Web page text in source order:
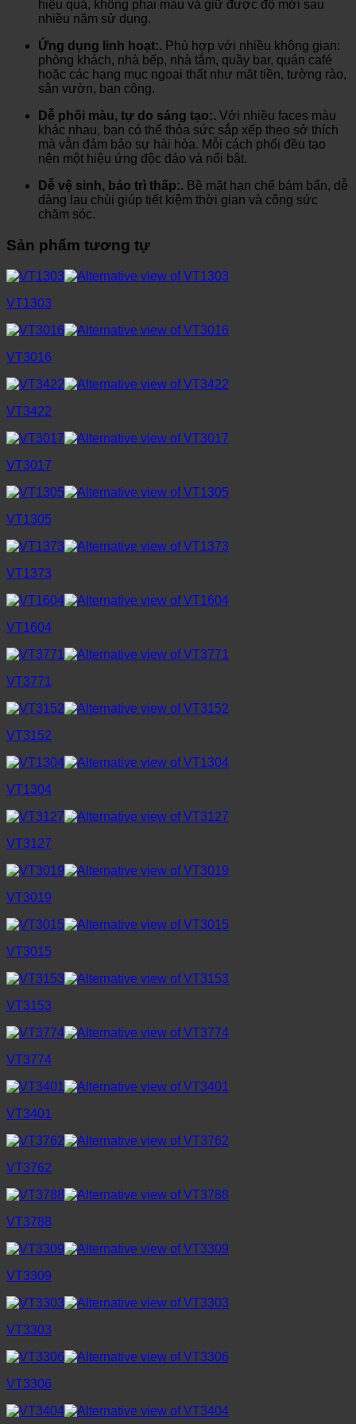
hiệu quả, không phai màu và giữ được độ mới sau
nhiều năm sử dụng.
Ứng dụng linh hoạt:. Phù hợp với nhiều không gian:
phòng khách, nhà bếp, nhà tắm, quầy bar, quán café
hoặc các hạng mục ngoại thất như mặt tiền, tường rào,
sân vườn, ban công.
Dễ phối màu, tự do sáng tạo:. Với nhiều faces màu
khác nhau, bạn có thể thỏa sức sắp xếp theo sở thích
mà vẫn đảm bảo sự hài hòa. Mỗi cách phối đều tạo
nên một hiệu ứng độc đáo và nổi bật.
Dễ vệ sinh, bảo trì thấp:. Bề mặt hạn chế bám bẩn, dễ
dàng lau chùi giúp tiết kiệm thời gian và công sức
chăm sóc.
Sản phẩm tương tự
VT1303
VT3016
VT3422
VT3017
VT1305
VT1373
VT1604
VT3771
VT3152
VT1304
VT3127
VT3019
VT3015
VT3153
VT3774
VT3401
VT3762
VT3788
VT3309
VT3303
VT3306